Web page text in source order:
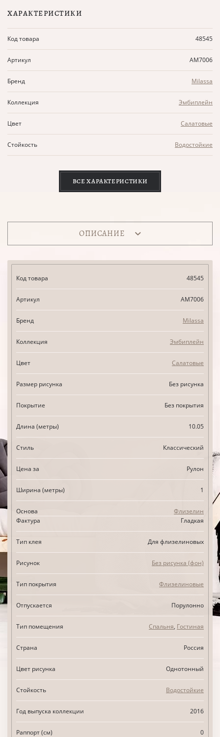
ХАРАКТЕРИСТИКИ
Код товара 48545
Артикул AM7006
Бренд Milassa
Коллекция Эмбиплейн
Цвет Салатовые
Стойкость Водостойкие
ВСЕ ХАРАКТЕРИСТИКИ
ОПИСАНИЕ
Код товара 48545
Артикул AM7006
Бренд Milassa
Коллекция Эмбиплейн
Цвет Салатовые
Размер рисунка Без рисунка
Покрытие Без покрытия
Длина (метры) 10.05
Стиль Классический
Цена за Рулон
Ширина (метры) 1
Основа
Флизелин
Фактура
Гладкая
Тип клея Для флизелиновых
Рисунок Без рисунка (фон)
Тип покрытия Флизелиновые
Отпускается Порулонно
Тип помещения Спальня, Гостиная
Страна Россия
Цвет рисунка Однотонный
Стойкость Водостойкие
Год выпуска коллекции 2016
Раппорт (см) 0